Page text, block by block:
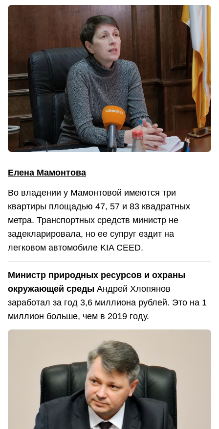
Елена Мамонтова
Во владении у Мамонтовой имеются три
квартиры площадью 47, 57 и 83 квадратных
метра. Транспортных средств министр не
задекларировала, но ее супруг ездит на
легковом автомобиле KIA CEED.
Министр природных ресурсов и охраны
окружающей среды Андрей Хлопянов
заработал за год 3,6 миллиона рублей. Это на 1
миллион больше, чем в 2019 году.